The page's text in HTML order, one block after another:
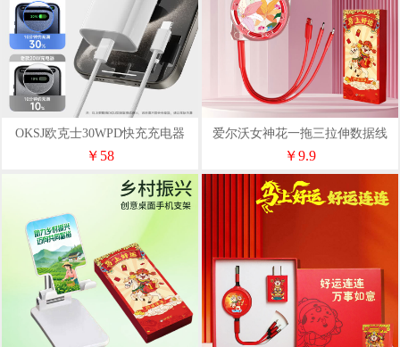
OKSJ欧克士30WPD快充充电器
+编纱C-C京东自营50W
￥58
爱尔沃女神花一拖三拉伸数据线
￥9.9